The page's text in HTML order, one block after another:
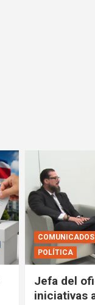
COMUNICADOS
POLÍTICA
Jefa del
iniciativas